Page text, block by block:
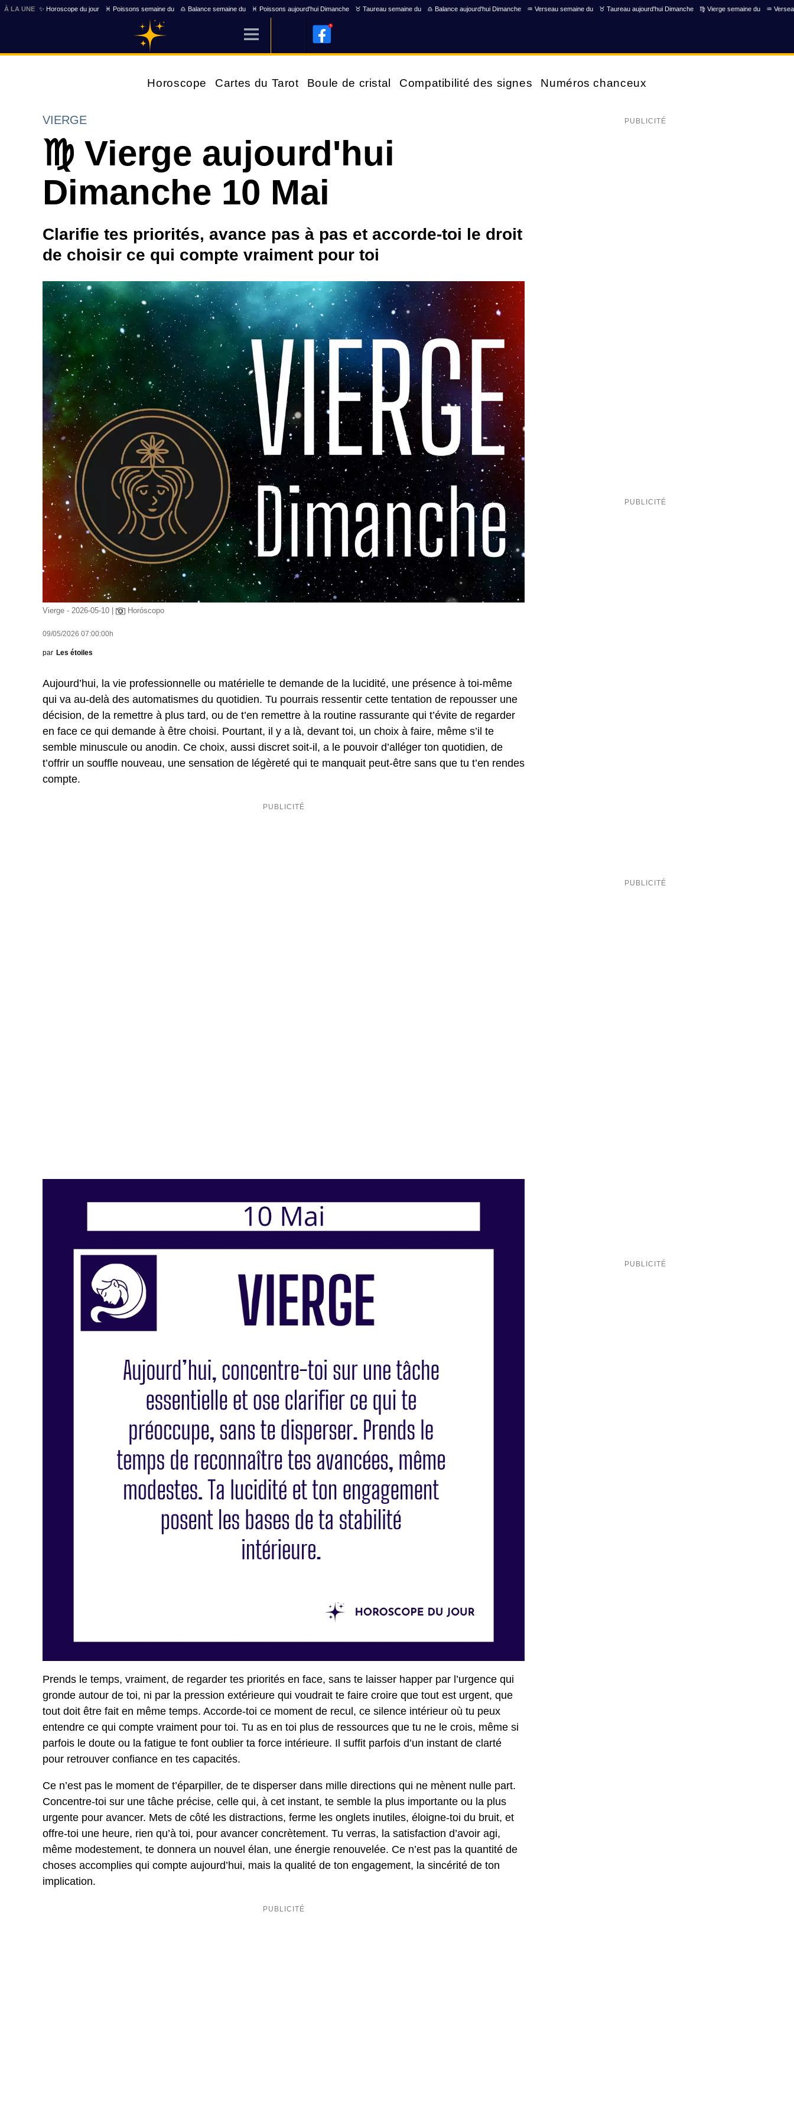
À LA UNE ✨ Horoscope du jour ♓ Poissons semaine du ♎ Balance semaine du ♓ Poissons aujourd'hui Dimanche ♉ Taureau semaine du ♎ Balance aujourd'hui Dimanche ♒ Verseau semaine du ♉ Taureau aujourd'hui Dimanche ♍ Vierge semaine du ♒
Horoscope Cartes du Tarot Boule de cristal Compatibilité des signes Numéros chanceux
VIERGE
♍ Vierge aujourd'hui
Dimanche 10 Mai
Clarifie tes priorités, avance pas à pas et accorde-toi le droit
de choisir ce qui compte vraiment pour toi
Vierge - 2026-05-10 | Horóscopo
09/05/2026 07:00:00h
par Les étoiles
Aujourd’hui, la vie professionnelle ou matérielle te demande de la lucidité, une présence à toi-même
qui va au-delà des automatismes du quotidien. Tu pourrais ressentir cette tentation de repousser une
décision, de la remettre à plus tard, ou de t’en remettre à la routine rassurante qui t’évite de regarder
en face ce qui demande à être choisi. Pourtant, il y a là, devant toi, un choix à faire, même s’il te
semble minuscule ou anodin. Ce choix, aussi discret soit-il, a le pouvoir d’alléger ton quotidien, de
t’offrir un souffle nouveau, une sensation de légèreté qui te manquait peut-être sans que tu t’en rendes
compte.
Prends le temps, vraiment, de regarder tes priorités en face, sans te laisser happer par l’urgence qui
gronde autour de toi, ni par la pression extérieure qui voudrait te faire croire que tout est urgent, que
tout doit être fait en même temps. Accorde-toi ce moment de recul, ce silence intérieur où tu peux
entendre ce qui compte vraiment pour toi. Tu as en toi plus de ressources que tu ne le crois, même si
parfois le doute ou la fatigue te font oublier ta force intérieure. Il suffit parfois d’un instant de clarté
pour retrouver confiance en tes capacités.
Ce n’est pas le moment de t’éparpiller, de te disperser dans mille directions qui ne mènent nulle part.
Concentre-toi sur une tâche précise, celle qui, à cet instant, te semble la plus importante ou la plus
urgente pour avancer. Mets de côté les distractions, ferme les onglets inutiles, éloigne-toi du bruit, et
offre-toi une heure, rien qu’à toi, pour avancer concrètement. Tu verras, la satisfaction d’avoir agi,
même modestement, te donnera un nouvel élan, une énergie renouvelée. Ce n’est pas la quantité de
choses accomplies qui compte aujourd’hui, mais la qualité de ton engagement, la sincérité de ton
implication.